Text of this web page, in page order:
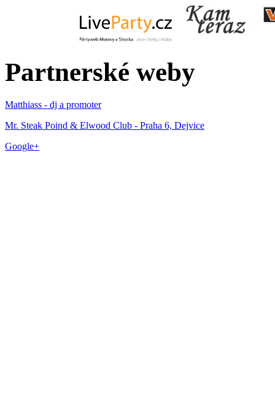
Partnerské weby
Matthiass - dj a promoter
Mr. Steak Poind & Elwood Club - Praha 6, Dejvice
Google+